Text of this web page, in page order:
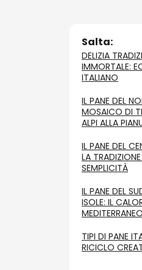
Salta:
DELIZIA
IMMORTALE:
ITALIANO
IL PANE DEL
MOSAICO DI
ALPI ALLA
IL PANE DEL
LA
SEMPLICITÀ
IL PANE DEL
ISOLE: IL
MEDITERRANEO
TIPI DI PANE
RICICLO